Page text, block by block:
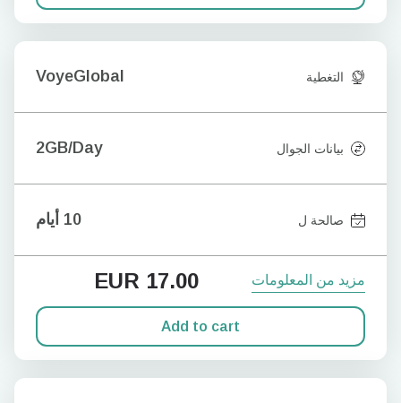
التغطية VoyeGlobal
بيانات الجوال 2GB/Day
صالحة ل 10 أيام
مزيد من المعلومات EUR 17.00
Add to cart